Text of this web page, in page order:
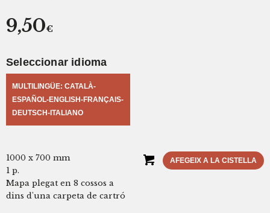
9,50€
Seleccionar idioma
MULTILINGÜE: CATALÀ-
ESPAÑOL-ENGLISH-FRANÇAIS-
DEUTSCH-ITALIANO
1000 x 700 mm
1 p.
Mapa plegat en 8 cossos a
dins d'una carpeta de cartró
AFEGEIX A LA CISTELLA